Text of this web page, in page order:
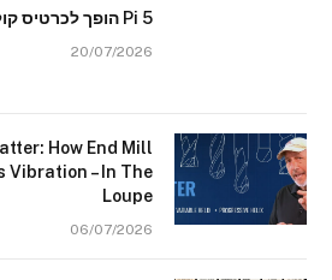
Pi 5 הופך לכרטיס קול TOSLINK תואם ALSA
20/07/2026
How End Mill
Vibration – In The
Loupe
06/07/2026